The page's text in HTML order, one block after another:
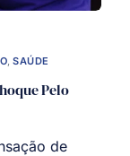
,SAÚDE
Pelo
de